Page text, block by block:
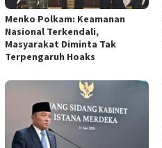
Menko Polkam: Keamanan
Nasional Terkendali,
Masyarakat Diminta Tak
Terpengaruh Hoaks